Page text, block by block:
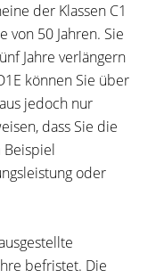
der Klassen C1
von 50 Jahren. Sie
Jahre verlängern
können Sie über
jedoch nur
dass Sie die
Beispiel
oder
befristet. Die